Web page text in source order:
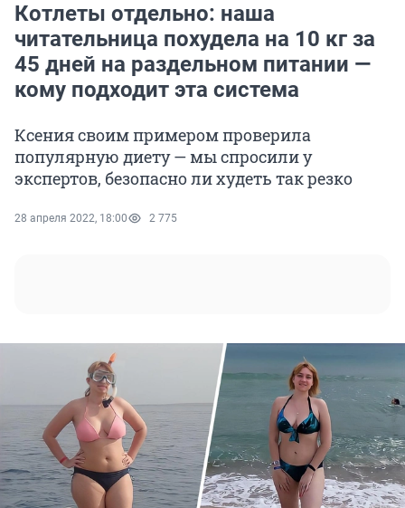
Котлеты отдельно: наша
читательница похудела на 10 кг за
45 дней на раздельном питании —
кому подходит эта система
Ксения своим примером проверила
популярную диету — мы спросили у
экспертов, безопасно ли худеть так резко
28 апреля 2022, 18:00 2 775